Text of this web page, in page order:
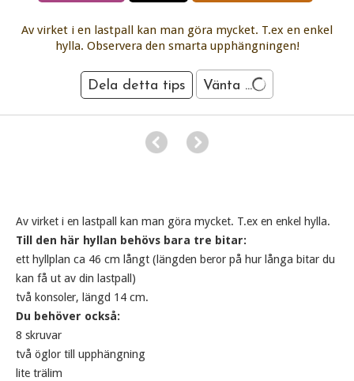
Av virket i en lastpall kan man göra mycket. T.ex en enkel
hylla. Observera den smarta upphängningen!
Dela detta tips Vänta ...
Av virket i en lastpall kan man göra mycket. T.ex en enkel hylla.
Till den här hyllan behövs bara tre bitar:
ett hyllplan ca 46 cm långt (längden beror på hur långa bitar du
kan få ut av din lastpall)
två konsoler, längd 14 cm.
Du behöver också:
8 skruvar
två öglor till upphängning
lite trälim